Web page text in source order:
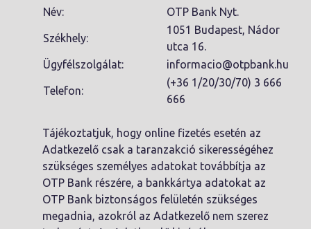
Név: OTP Bank Nyt.
Székhely:
1051 Budapest, Nádor
utca 16.
Ügyfélszolgálat:
informacio@otpbank.hu
Telefon:
(+36 1/20/30/70) 3 666
666
Tájékoztatjuk, hogy online fizetés esetén az
Adatkezelő csak a taranzakció sikerességéhez
szükséges személyes adatokat továbbítja az
OTP Bank részére, a bankkártya adatokat az
OTP Bank biztonságos felületén szükséges
megadnia, azokról az Adatkezelő nem szerez